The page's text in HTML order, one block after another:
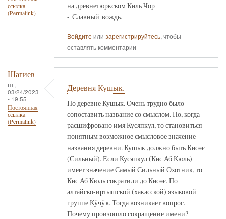
ссылка
(Permalink)
на древнетюркском Көль Чор
- Славный вождь.
Войдите или зарегистрируйтесь, чтобы
оставлять комментарии
Шагиев
пт,
03/24/2023
- 19:55
Постоянная
ссылка
(Permalink)
Деревня Кушык.
По деревне Кушык. Очень трудно было
сопоставить название со смыслом. Но, когда
расшифровано имя Кусяпкул, то становиться
понятным возможное смысловое значение
названия деревни. Кушык должно быть Көсөғ
(Сильный). Если Кусяпкул (Көс Аб Кюль)
имеет значение Самый Сильный Охотник, то
Көс Аб Кюль сократили до Көсөғ. По
алтайско-иртышской (хакасской) языковой
группе Кўчўҡ. Тогда возникает вопрос.
Почему произошло сокращение имени?